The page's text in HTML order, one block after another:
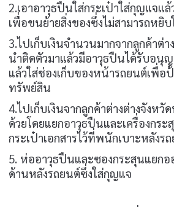
2.เอาอาวุธปืนใส่กระเป๋าใส่กุญแจแล้
เพื่อขนย้ายสิ่งของซึ่งไม่สามารถหยิ
3.ไปเก็บเงินจำนวนมากจากลูกค้าต่า
นำติดตัวมาแล้วมีอาวุธปืนได้รับอนุ
แล้วใส่ช่องเก็บของหน้ารถยนต์เพื่อ
ทรัพย์สิน
4.ไปเก็บเงินจากลูกค้าต่างต่างจังห
ด้วยโดยแยกอาวุธปืนและเครื่องกระ
กระเป๋าเอกสารไว้ที่พนักเบาะหลังร
5. ห่ออาวุธปืนและซองกระสุนแยกอ
ด้านหลังรถยนต์ซึ่งใส่กุญแจ